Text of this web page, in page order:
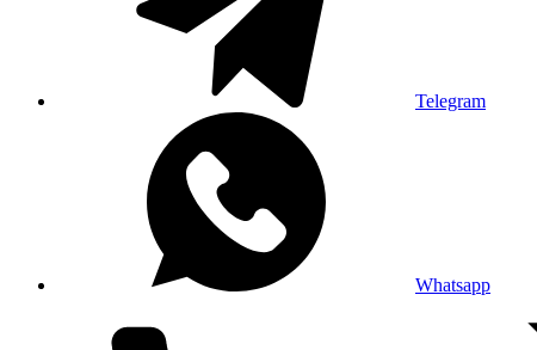
Telegram
Whatsapp